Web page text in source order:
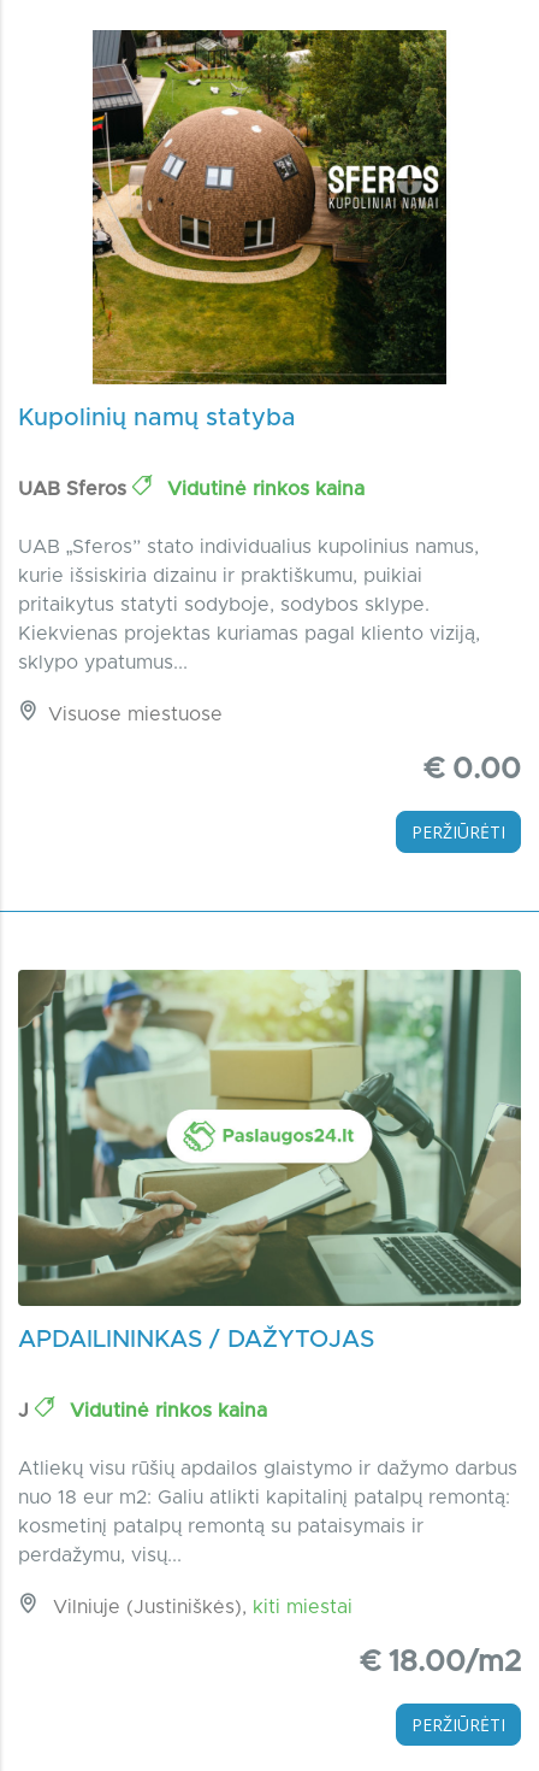
Kupolinių namų statyba
UAB Sferos Vidutinė rinkos kaina
UAB „Sferos” stato individualius kupolinius namus,
kurie išsiskiria dizainu ir praktiškumu, puikiai
pritaikytus statyti sodyboje, sodybos sklype.
Kiekvienas projektas kuriamas pagal kliento viziją,
sklypo ypatumus...
Visuose miestuose
€ 0.00
PERŽIŪRĖTI
APDAILININKAS / DAŽYTOJAS
J Vidutinė rinkos kaina
Atliekų visu rūšių apdailos glaistymo ir dažymo darbus
nuo 18 eur m2: Galiu atlikti kapitalinį patalpų remontą:
kosmetinį patalpų remontą su pataisymais ir
perdažymu, visų...
Vilniuje (Justiniškės), kiti miestai
€ 18.00/m2
PERŽIŪRĖTI